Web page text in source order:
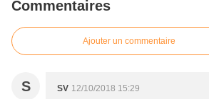
Commentaires
Ajouter un commentaire
S SV 12/10/2018 15:29